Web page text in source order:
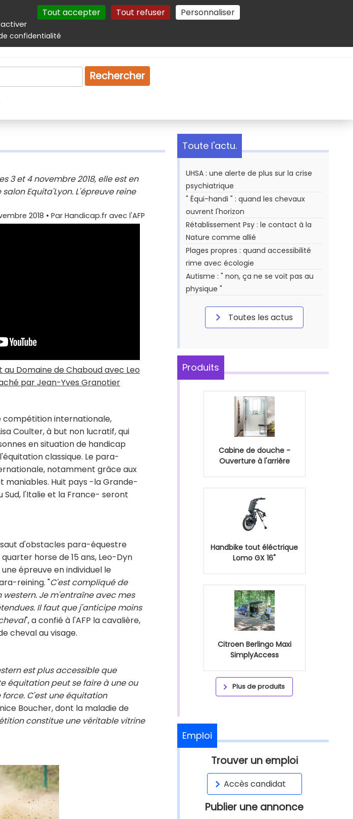
Tout accepter Tout refuser Personnaliser
confidentialité
Autres services Plan du site Gestion des cookies
Emploi Droit
Rechercher
3 et 4 novembre 2018, elle est en
Equita'Lyon. L'épreuve reine
2018 • Par Handicap.fr avec l'AFP
Domaine de Chaboud avec Leo
par Jean-Yves Granotier
compétition internationale,
Coulter, à but non lucratif, qui
en situation de handicap
classique. Le para-
notamment grâce aux
maniables. Huit pays -la Grande-
Sud, l'Italie et la France- seront
d'obstacles para-équestre
horse de 15 ans, Leo-Dyn
épreuve en individuel le
reining. "C'est compliqué de
Je m'entraîne avec mes
Il faut que j'anticipe moins
", a confié à l'AFP la cavalière,
cheval au visage.
est plus accessible que
équitation peut se faire à une ou
C'est une équitation
Boucher, dont la maladie de
constitue une véritable vitrine
Toute l'actu.
UHSA : une alerte de plus sur la crise
psychiatrique
" Équi-handi " : quand les chevaux
ouvrent l'horizon
Rétablissement Psy : le contact à la
Nature comme allié
Plages propres : quand accessibilité
rime avec écologie
Autisme : " non, ça ne se voit pas au
physique "
Toutes les actus
Produits
Cabine de douche -
Ouverture à l'arrière
Handbike tout éléctrique
Lomo GX 16"
Citroen Berlingo Maxi
SimplyAccess
Plus de produits
Emploi
Trouver un emploi
Accès candidat
Publier une annonce